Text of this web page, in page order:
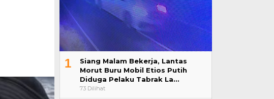
1
Siang Malam Bekerja, Lantas
Morut Buru Mobil Etios Putih
Diduga Pelaku Tabrak La…
73 Dilihat